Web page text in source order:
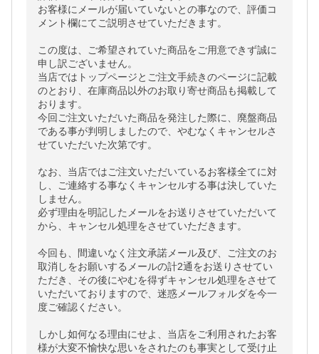
お客様にメールが届いていないとの事なので、評価コ
メント欄にてご説明させていただきます。
この度は、ご希望されていた商品をご用意できず誠に
申し訳ございません。
当店ではトップページとご注文手続きのページに記載
のとおり、在庫商品以外のお取り寄せ商品も掲載して
おります。
今回ご注文いただいた商品を発注した際に、廃盤商品
である事が判明しましたので、やむなくキャンセルさ
せていただいた次第です。
なお、当店ではご注文いただいているお客様全てに対
し、ご連絡する事なくキャンセルする事は決していた
しません。
必ず理由を明記したメールをお送りさせていただいて
から、キャンセル処理をさせていただきます。
今回も、間違いなく注文承諾メール及び、ご注文のお
取消しをお願いするメールの計2通をお送りさせてい
ただき、その後にやむを得ずキャンセル処理をさせて
いただいておりますので、迷惑メールフォルダを今一
度ご確認ください。
しかし如何なる理由にせよ、当店をご利用されたお客
様が大変不愉快な思いをされたのも事実として受け止